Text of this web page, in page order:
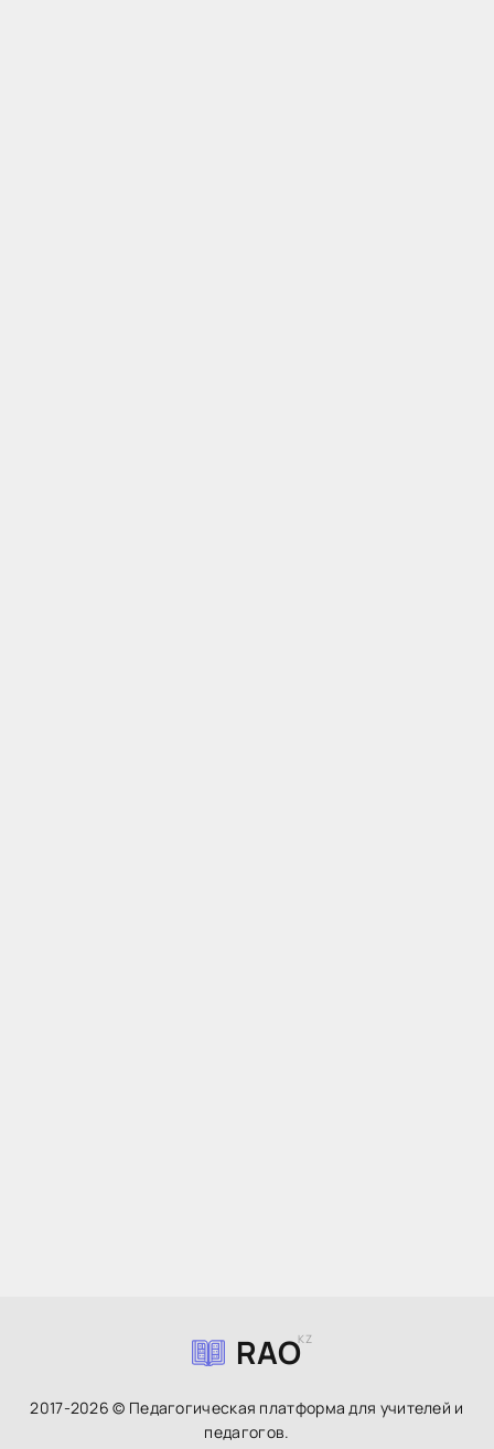
RAOKZ
2017-2026 © Педагогическая платформа для учителей и
педагогов.